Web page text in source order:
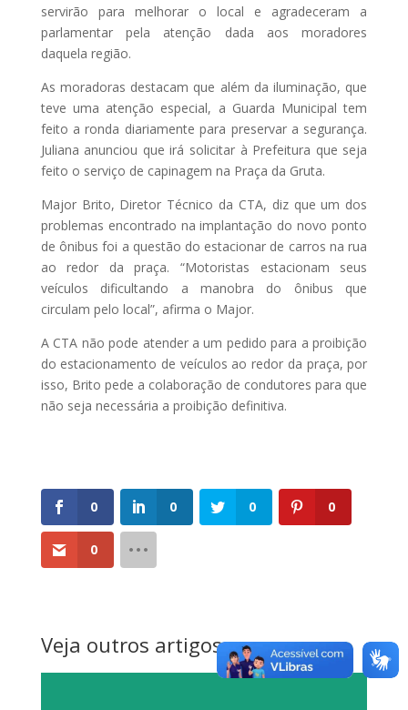
servirão para melhorar o local e agradeceram a
parlamentar pela atenção dada aos moradores
daquela região.
As moradoras destacam que além da iluminação, que
teve uma atenção especial, a Guarda Municipal tem
feito a ronda diariamente para preservar a segurança.
Juliana anunciou que irá solicitar à Prefeitura que seja
feito o serviço de capinagem na Praça da Gruta.
Major Brito, Diretor Técnico da CTA, diz que um dos
problemas encontrado na implantação do novo ponto
de ônibus foi a questão do estacionar de carros na rua
ao redor da praça. “Motoristas estacionam seus
veículos dificultando a manobra do ônibus que
circulam pelo local”, afirma o Major.
A CTA não pode atender a um pedido para a proibição
do estacionamento de veículos ao redor da praça, por
isso, Brito pede a colaboração de condutores para que
não seja necessária a proibição definitiva.
0 0 0 0
0
Veja outros artigos